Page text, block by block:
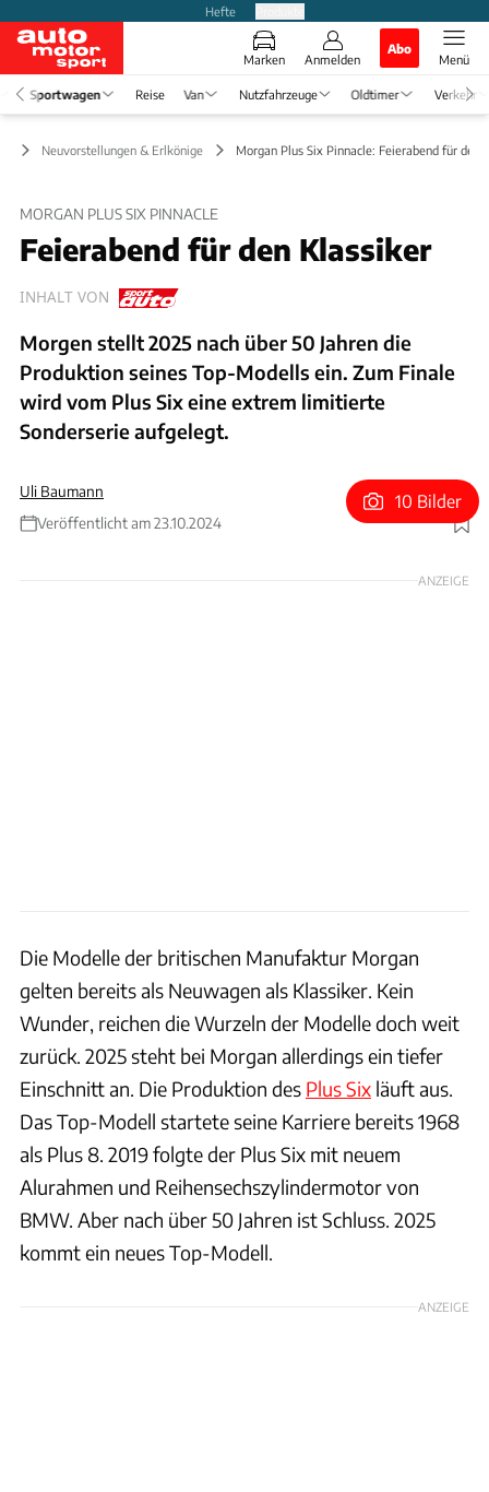
Hefte
Marken Anmelden
Abo
Menü
Sportwagen Reise Van Nutzfahrzeuge Oldtimer Verkehr
Neuvorstellungen & Erlkönige Morgan Plus Six Pinnacle: Feierabend für den
MORGAN PLUS SIX PINNACLE
Feierabend für den Klassiker
INHALT VON
Morgen stellt 2025 nach über 50 Jahren die
Produktion seines Top-Modells ein. Zum Finale
wird vom Plus Six eine extrem limitierte
Sonderserie aufgelegt.
Uli Baumann
Veröffentlicht am 23.10.2024
Foto: Morgan Cars
10 Bilder
ANZEIGE
Die Modelle der britischen Manufaktur Morgan
gelten bereits als Neuwagen als Klassiker. Kein
Wunder, reichen die Wurzeln der Modelle doch weit
zurück. 2025 steht bei Morgan allerdings ein tiefer
Einschnitt an. Die Produktion des Plus Six läuft aus.
Das Top-Modell startete seine Karriere bereits 1968
als Plus 8. 2019 folgte der Plus Six mit neuem
Alurahmen und Reihensechszylindermotor von
BMW. Aber nach über 50 Jahren ist Schluss. 2025
kommt ein neues Top-Modell.
ANZEIGE